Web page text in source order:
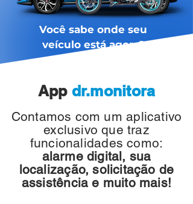
Você sabe onde seu
veículo está agora?
App dr.monitora
Contamos com um aplicativo
exclusivo que traz
funcionalidades como:
alarme digital, sua
localização, solicitação de
assistência e muito mais!